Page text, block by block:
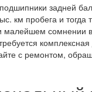
задней
км пробега и тогда
малейшем сомнении
комплексная
с ремонтом,